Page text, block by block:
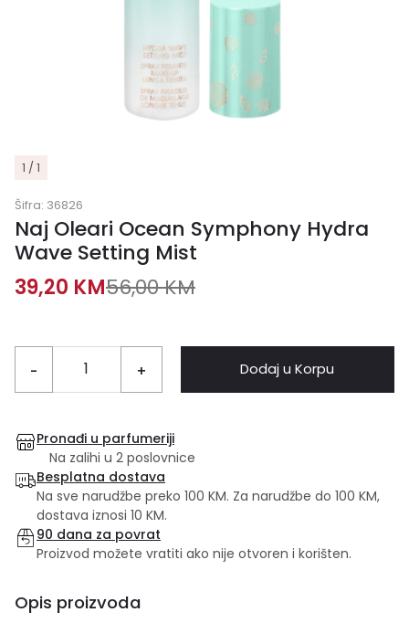
1 / 1
Šifra: 36826
Naj Oleari Ocean Symphony Hydra
Wave Setting Mist
39,20 KM56,00KM
- + Dodaj u Korpu
Pronađi u parfumeriji
Na zalihi u 2 poslovnice
Besplatna dostava
Na sve narudžbe preko 100 KM. Za narudžbe do 100 KM,
dostava iznosi 10 KM.
90 dana za povrat
Proizvod možete vratiti ako nije otvoren i korišten.
Opis proizvoda